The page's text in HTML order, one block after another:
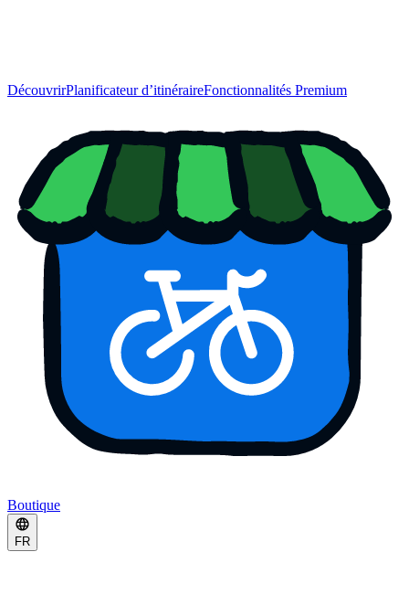
DécouvrirPlanificateur d’itinéraireFonctionnalités Premium
Boutique
FR